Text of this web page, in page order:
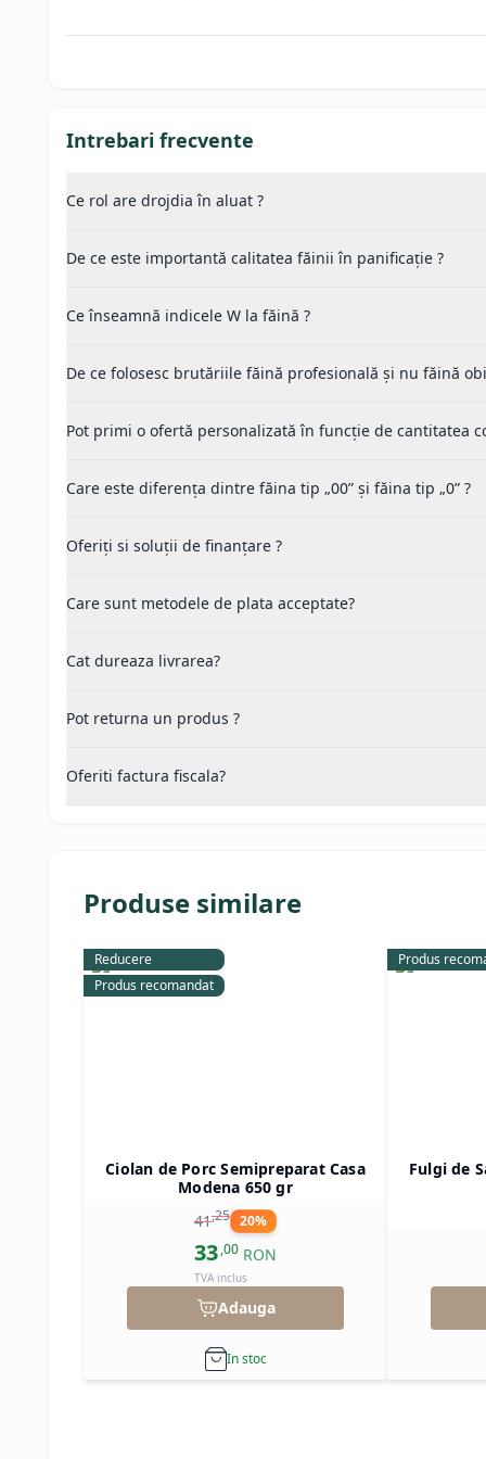
Intrebari frecvente
Ce rol are drojdia în aluat ?
De ce este importantă calitatea făinii în panificație ?
Ce înseamnă indicele W la făină ?
De ce folosesc brutăriile făină profesională și nu făină
Pot primi o ofertă personalizată în funcție de cantitatea
Care este diferența dintre făina tip „00” și făina tip „0” ?
Oferiți si soluții de finanțare ?
Care sunt metodele de plata acceptate?
Cat dureaza livrarea?
Pot returna un produs ?
Oferiti factura fiscala?
Produse similare
Reducere
Produs recomandat
Ciolan de Porc Semipreparat Casa
Modena 650 gr
41,25 20%
33,00 RON
TVA inclus
Adauga
In stoc
Produs
Fulgi de